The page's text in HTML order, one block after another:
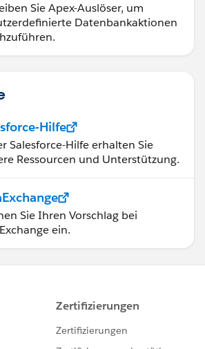
Sie Apex-Auslöser, um
Datenbankaktionen
Hilfe
Salesforce-Hilfe erhalten Sie
Ressourcen und Unterstützung.
Sie Ihren Vorschlag bei
ein.